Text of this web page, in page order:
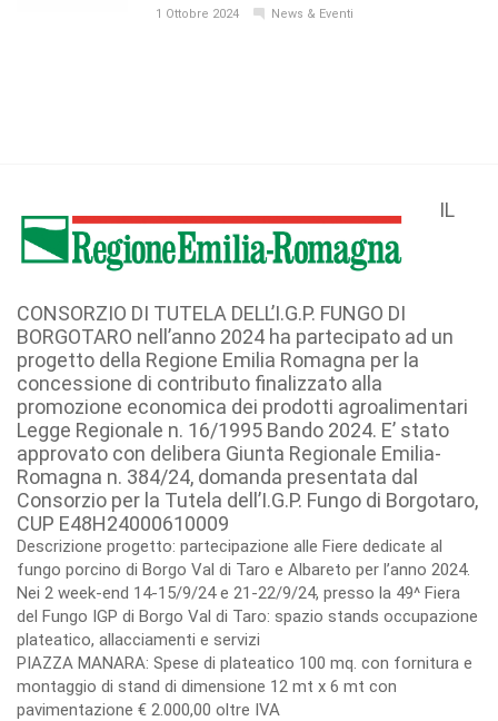
1 Ottobre 2024 News & Eventi
IL
CONSORZIO DI TUTELA DELL’I.G.P. FUNGO DI
BORGOTARO nell’anno 2024 ha partecipato ad un
progetto della Regione Emilia Romagna per la
concessione di contributo finalizzato alla
promozione economica dei prodotti agroalimentari
Legge Regionale n. 16/1995 Bando 2024. E’ stato
approvato con delibera Giunta Regionale Emilia-
Romagna n. 384/24, domanda presentata dal
Consorzio per la Tutela dell’I.G.P. Fungo di Borgotaro,
CUP E48H24000610009
Descrizione progetto: partecipazione alle Fiere dedicate al
fungo porcino di Borgo Val di Taro e Albareto per l’anno 2024.
Nei 2 week-end 14-15/9/24 e 21-22/9/24, presso la 49^ Fiera
del Fungo IGP di Borgo Val di Taro: spazio stands occupazione
plateatico, allacciamenti e servizi
PIAZZA MANARA: Spese di plateatico 100 mq. con fornitura e
montaggio di stand di dimensione 12 mt x 6 mt con
pavimentazione € 2.000,00 oltre IVA